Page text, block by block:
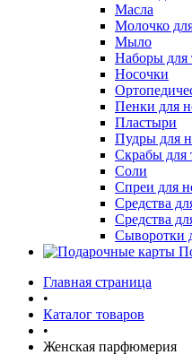
Масла
Молочко
Мыло
Наборы для
Носочки
Пенки для
Пластыри
Пудры для
Скрабы для
Соли
Спреи для
Средства
Средства
Сыворотки
Главная страница
•
Каталог товаров
•
Женская парфюмерия